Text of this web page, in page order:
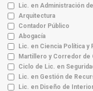
Lic. en Administración
Arquitectura
Contador Público
Abogacía
Lic. en Ciencia Política y
Martillero y Corredor de
Ciclo de Lic. en
Lic. en Gestión de
Lic. en Diseño de